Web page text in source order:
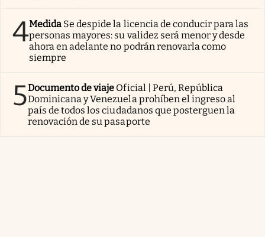
4Medida Se despide la licencia de conducir para las
personas mayores: su validez será menor y desde
ahora en adelante no podrán renovarla como
siempre
5Documento de viaje Oficial | Perú, República
Dominicana y Venezuela prohíben el ingreso al
país de todos los ciudadanos que posterguen la
renovación de su pasaporte